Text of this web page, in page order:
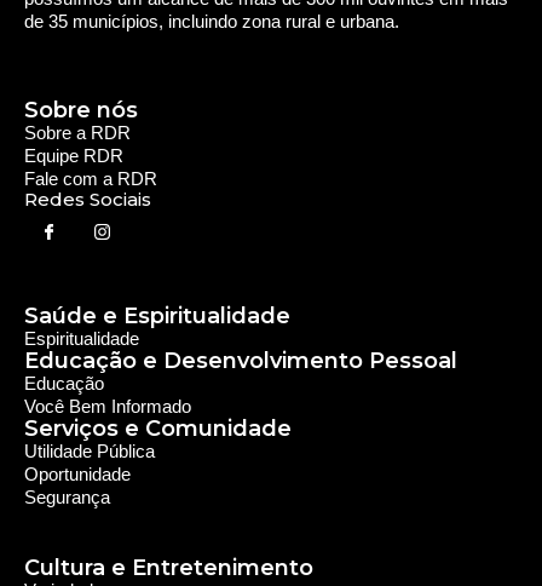
Rede Diocesana de Rádio
30 anos de história. Nosso objetivo é evangelizar; além disso
possuímos um alcance de mais de 300 mil ouvintes em mais
de 35 municípios, incluindo zona rural e urbana.
Sobre a RDR
Equipe RDR
Fale com a RDR
Sobre nós